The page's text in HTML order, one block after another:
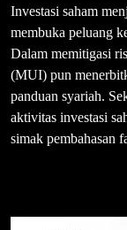
Investasi saham
membuka peluang
Dalam memitigasi
(MUI) pun
panduan syariah.
aktivitas investasi
simak pembahasan